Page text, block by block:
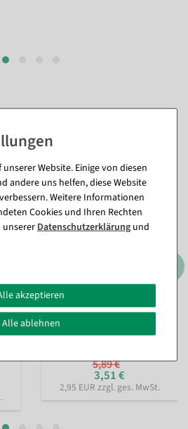
(8)
Perlenkette rot 1000 cm
5,89 €
3,51 €
2,95 EUR zzgl. ges. MwSt.
Website. Einige von diesen
andere uns helfen, diese Website
Weitere Informationen
Cookies und Ihren Rechten
unsererDaten­schutz­erklärung und
akzeptieren
Alle ablehnen